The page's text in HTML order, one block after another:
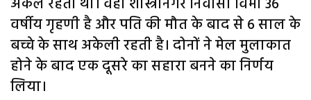
वर्षीय गृहणी है और पति की मौत के बाद से 6 साल के
बच्चे के साथ अकेली रहती है। दोनों ने मेल मुलाकात
होने के बाद एक दूसरे का सहारा बनने का निर्णय
लिया।